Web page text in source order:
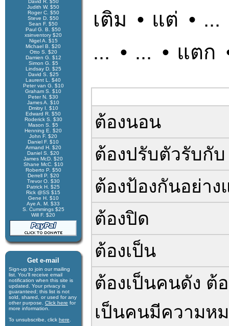
David R. $50
Judith W. $50
Roger C. $50
Steve D. $50
Sean F. $50
Paul G. B. $50
xsinventory $20
Nigel A. $15
Michael B. $20
Otto S. $20
Damien G. $12
Simon G. $5
Lindsay D. $25
David S. $25
Laurent L. $40
Peter van G. $10
Graham S. $10
Peter N. $30
James A. $10
Dmitry I. $10
Edward R. $50
Roderick S. $30
Mason S. $5
Henning E. $20
John F. $20
Daniel F. $10
Armand H. $20
Daniel S. $20
James McD. $20
Shane McC. $10
Roberto P. $50
Derrell P. $20
Trevor O. $30
Patrick H. $25
Rick @SS $15
Gene H. $10
Aye A. M. $33
S. Cummings $25
Will F. $20
Get e-mail
Sign-up to join our mail­ing
list. You'll receive e­mail
notification when this site is
updated. Your privacy is
guaran­teed; this list is not
sold, shared, or used for any
other purpose. Click here for
more infor­mation.
To unsubscribe, click here
เติม • แต่ • ...
... • ... • แตก
ต้องนอน
ต้องปรับตัวรับกับ
ต้องป้องกันอย่าง
ต้องปิด
ต้องเป็น
ต้องเป็นคนดัง ต้
เป็นคนมีความห